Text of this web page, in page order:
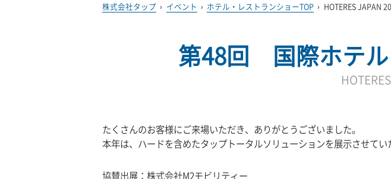
株式会社タップ › イベント › ホテル・レストランショーTOP › HOTERES JAPAN
第48回 国際ホテル
たくさんのお客様にご来場いただき、ありがとうございました。
本年は、ハードを含めたタップトータルソリューションを展示させてい
協賛出展： 株式会社M2モビリティー